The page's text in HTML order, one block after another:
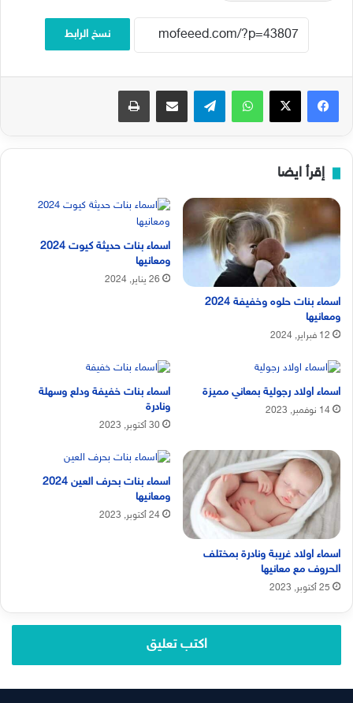
نسخ الرابط
فيسبوك‫X واتساب تيلقرام مشاركة عبر البريد طباعة
إقرأ ايضا
اسماء بنات حلوه وخفيفة 2024
ومعانيها
12 فبراير, 2024
اسماء بنات حديثة كيوت 2024
ومعانيها
26 يناير, 2024
اسماء اولاد رجولية بمعاني مميزة
14 نوفمبر, 2023
اسماء بنات خفيفة ودلع وسهلة
ونادرة
30 أكتوبر, 2023
اسماء اولاد غريبة ونادرة بمختلف
الحروف مع معانيها
25 أكتوبر, 2023
اسماء بنات بحرف العين 2024
ومعانيها
24 أكتوبر, 2023
اكتب تعليق